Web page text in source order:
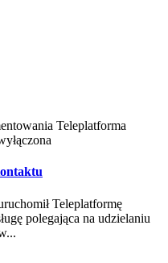
Teleplatforma
Teleplatformę
polegająca na udzielaniu